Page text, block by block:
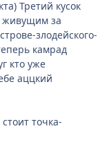
Третий кусок
живущим за
злодейского-
камрад
кто уже
аццкий
точка-